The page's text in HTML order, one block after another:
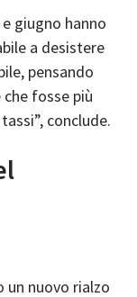
giugno hanno
a desistere
pensando
fosse più
conclude.
nuovo rialzo